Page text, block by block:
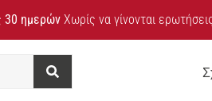
30 ημερών Χωρίς να γίνονται
Αναζήτηση